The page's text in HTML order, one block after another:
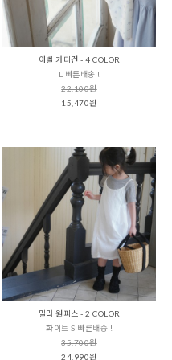
아벨 카디건 - 4 COLOR
L 빠른배송 !
22,100원
15,470원
밀라 원피스 - 2 COLOR
화이트 S 빠른배송 !
35,700원
24,990원